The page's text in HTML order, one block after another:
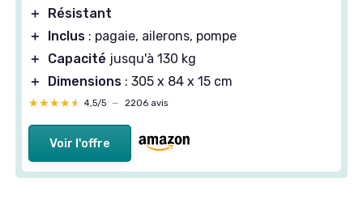
＋
Résistant
＋
Inclus : pagaie, ailerons, pompe
＋
Capacité jusqu'à 130 kg
＋
Dimensions : 305 x 84 x 15 cm
★★★★★
★★★★★ 4,5/5 — 2206 avis
Voir l'offre